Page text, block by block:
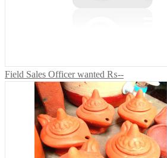
Field Sales Officer wanted ₨--